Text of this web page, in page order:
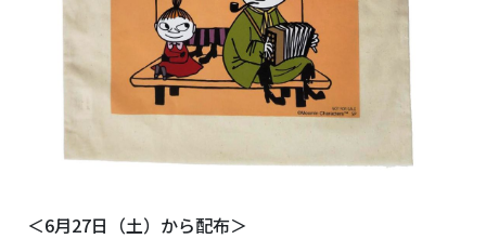
＜6月27日（土）から配布＞